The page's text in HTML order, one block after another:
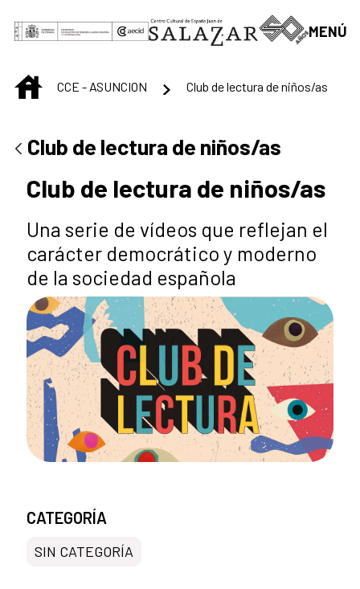
Saut au contenu principal
MENÚ
INICIOCCE - ASUNCION Club de lectura de niños/as
Club de lectura de niños/as
Club de lectura de niños/as
Una serie de vídeos que reflejan el
carácter democrático y moderno
de la sociedad española
CATEGORÍA
SIN CATEGORÍA